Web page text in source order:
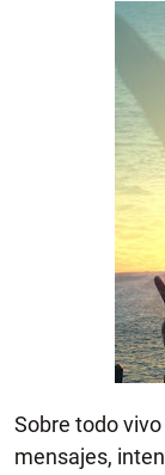
Sobre todo
mensajes,